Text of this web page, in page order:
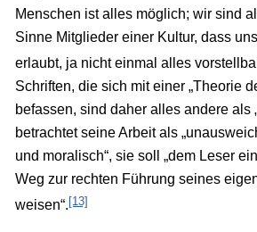
Menschen ist alles möglich; wir sind
Sinne Mitglieder einer Kultur, dass
erlaubt, ja nicht einmal alles
Schriften, die sich mit einer „Theorie
befassen, sind daher alles andere als
betrachtet seine Arbeit als
und moralisch“, sie soll „dem Leser
Weg zur rechten Führung seines
weisen“.[13]